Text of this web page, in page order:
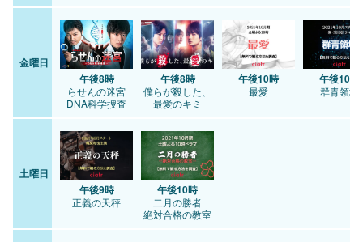
金曜日
午後8時
らせんの迷宮
DNA科学捜査
午後8時
僕らが殺した、
最愛のキミ
午後10時
最愛
午後10時
群青領域
土曜日
午後9時
正義の天秤
午後10時
二月の勝者
絶対合格の教室